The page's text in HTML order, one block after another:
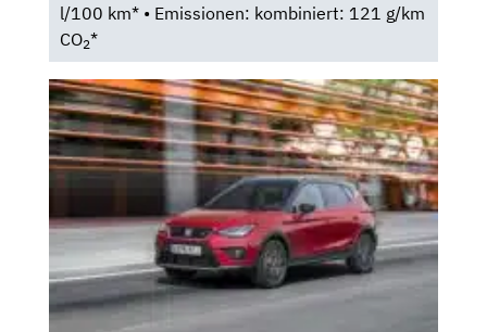
l/100 km* • Emissionen: kombiniert: 121 g/km
CO2*